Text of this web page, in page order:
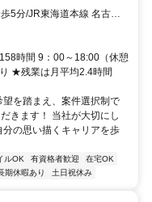
5分/JR東海道本線 名古屋
分/近鉄名古屋線 近鉄名古
徒歩11分/名古屋市営桜通
線 栄生駅 徒歩16分
時間 9：00～18:00（休憩
★残業は月平均2.4時間
を踏まえ、案件選択制で
きます！ 当社が大切にし
の思い描くキャリアを歩
ルOK 有資格者歓迎
在宅OK
期休暇あり 土日祝休み